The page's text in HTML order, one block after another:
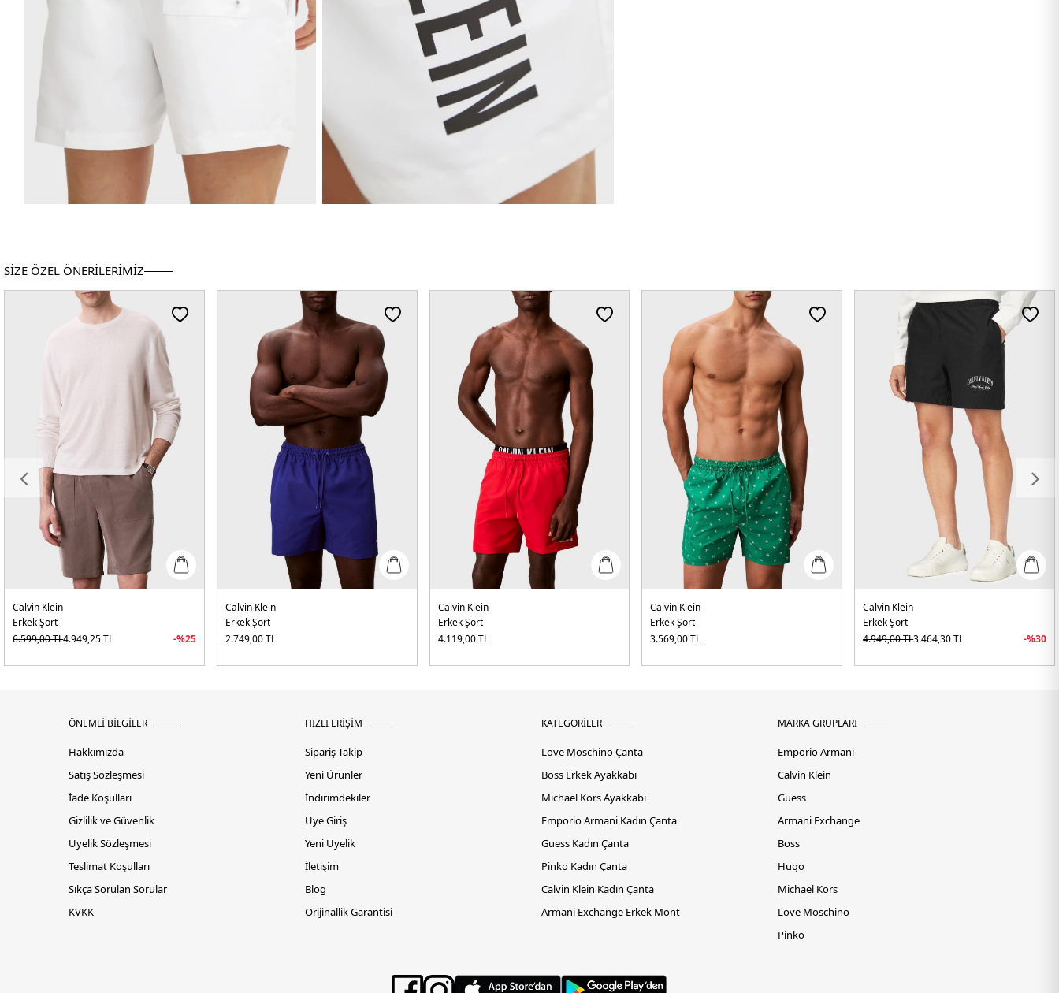
SİZE ÖZEL ÖNERİLERİMİZ
Calvin Klein
Erkek Şort
6.599,00TL4.949,25TL -%25
Calvin Klein
Erkek Şort
2.749,00TL
Calvin Klein
Erkek Şort
4.119,00TL
Calvin Klein
Erkek Şort
3.569,00TL
Calvin Klein
Erkek Şort
4.949,00TL3.464,30TL -%30
ÖNEMLİ BİLGİLER
Hakkımızda
Satış Sözleşmesi
İade Koşulları
Gizlilik ve Güvenlik
Üyelik Sözleşmesi
Teslimat Koşulları
Sıkça Sorulan Sorular
KVKK
HIZLI ERİŞİM
Sipariş Takip
Yeni Ürünler
İndirimdekiler
Üye Giriş
Yeni Üyelik
İletişim
Blog
Orijinallik Garantisi
KATEGORİLER
Love Moschino Çanta
Boss Erkek Ayakkabı
Michael Kors Ayakkabı
Emporio Armani Kadın Çanta
Guess Kadın Çanta
Pinko Kadın Çanta
Calvin Klein Kadın Çanta
Armani Exchange Erkek Mont
MARKA GRUPLARI
Emporio Armani
Calvin Klein
Guess
Armani Exchange
Boss
Hugo
Michael Kors
Love Moschino
Pinko